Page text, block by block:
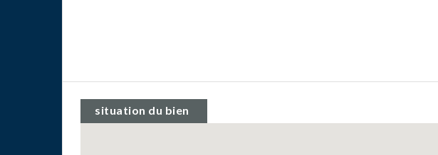
situation du bien